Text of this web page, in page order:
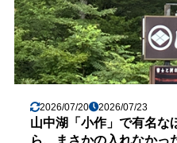
2026/07/20 2026/07/23
山中湖「小作」で有名な